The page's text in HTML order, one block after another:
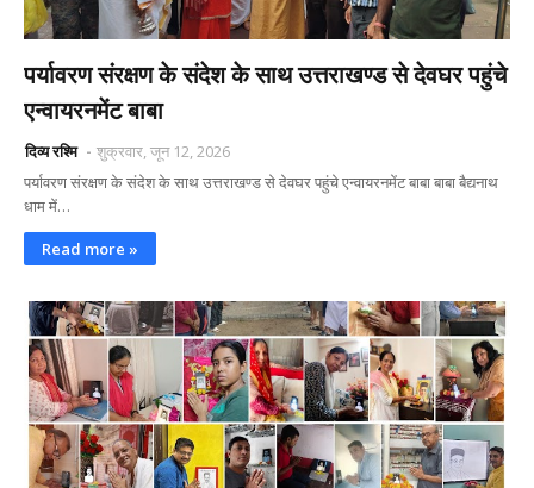
पर्यावरण संरक्षण के संदेश के साथ उत्तराखण्ड से देवघर पहुंचे
एन्वायरनमेंट बाबा
दिव्य रश्मि
शुक्रवार, जून 12, 2026
पर्यावरण संरक्षण के संदेश के साथ उत्तराखण्ड से देवघर पहुंचे एन्वायरनमेंट बाबा बाबा बैद्यनाथ
धाम में…
Read more »